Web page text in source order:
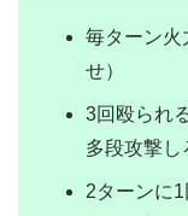
毎ターン火
せ）
3回殴られ
多段攻撃し
2ターンに